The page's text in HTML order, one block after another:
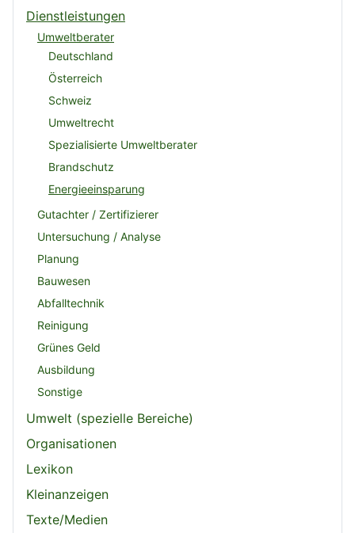
Dienstleistungen
Umweltberater
Deutschland
Österreich
Schweiz
Umweltrecht
Spezialisierte Umweltberater
Brandschutz
Energieeinsparung
Gutachter / Zertifizierer
Untersuchung / Analyse
Planung
Bauwesen
Abfalltechnik
Reinigung
Grünes Geld
Ausbildung
Sonstige
Umwelt (spezielle Bereiche)
Organisationen
Lexikon
Kleinanzeigen
Texte/Medien